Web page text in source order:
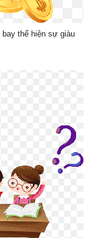
bay thể hiện sự giàu